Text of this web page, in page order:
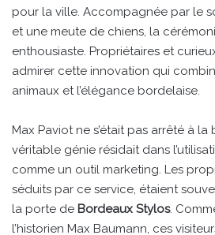
pour la ville. Accompagnée par le
et une meute de chiens, la
enthousiaste. Propriétaires et
admirer cette innovation qui
animaux et l’élégance bordelaise.
Max Paviot ne s’était pas arrêté à la
véritable génie résidait dans
comme un outil marketing. Les
séduits par ce service, étaient
la porte de Bordeaux Stylos.
l’historien Max Baumann, ces